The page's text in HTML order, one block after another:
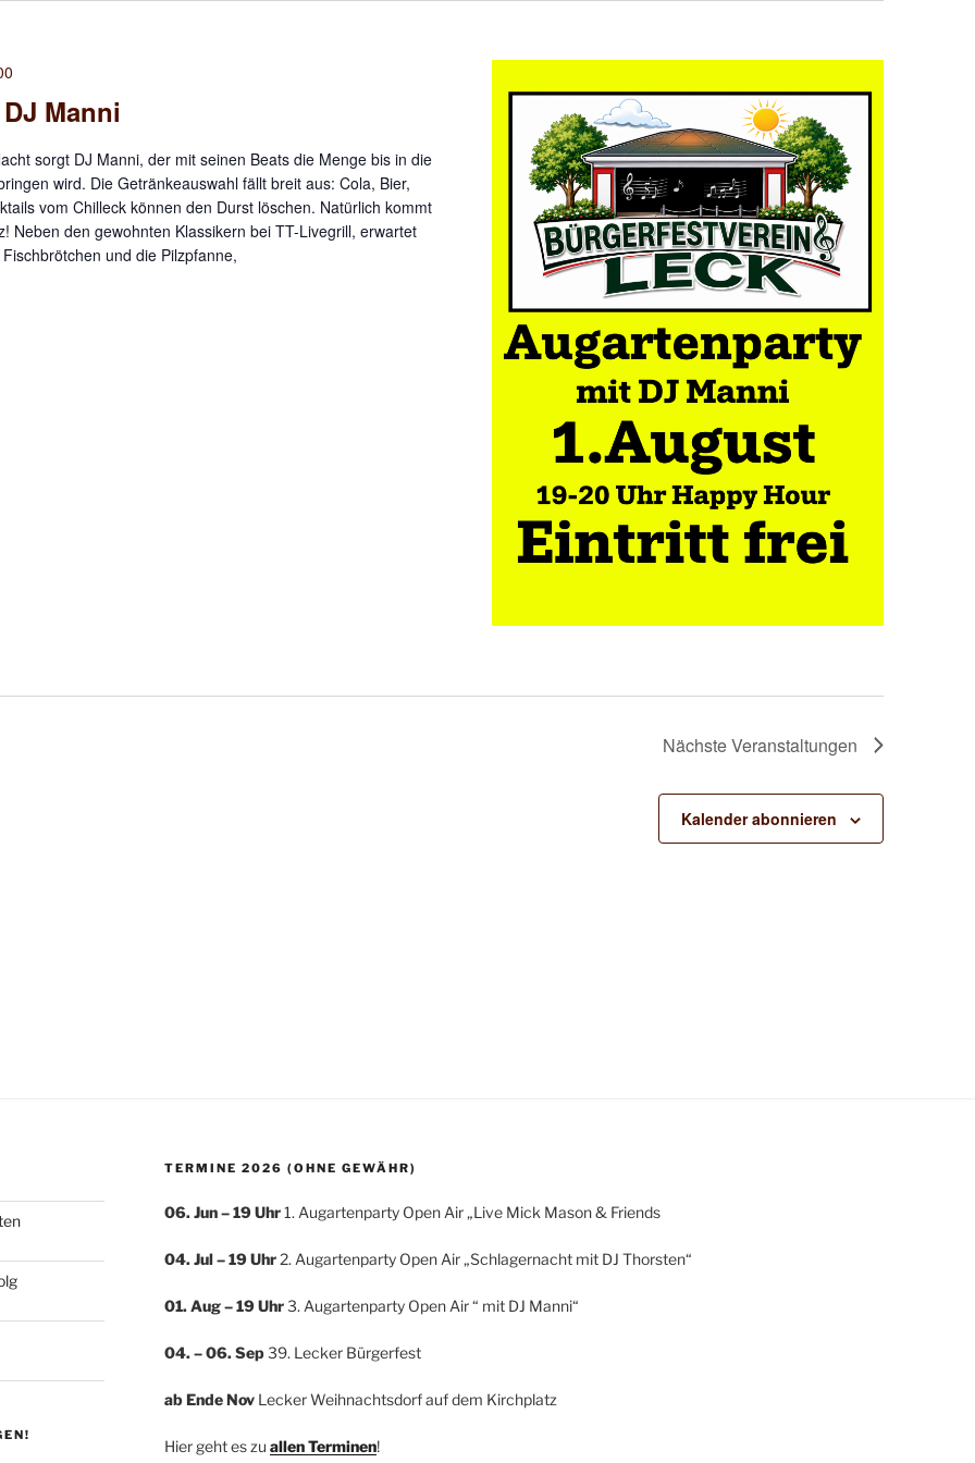
Manni
sorgt DJ Manni, der mit seinen Beats die Menge bis in die
wird. Die Getränkeauswahl fällt breit aus: Cola, Bier,
vom Chilleck können den Durst löschen. Natürlich kommt
Neben den gewohnten Klassikern bei TT-Livegrill, erwartet
und die Pilzpfanne,
NächsteVeranstaltungen
Kalender abonnieren
TERMINE 2026 (OHNE GEWÄHR)
06. Jun – 19 Uhr1. Augartenparty Open Air „Live Mick Mason & Friends
04. Jul– 19 Uhr2. Augartenparty Open Air „Schlagernacht mit DJ Thorsten“
01. Aug – 19 Uhr3. Augartenparty Open Air “ mit DJ Manni“
04. – 06. Sep39. Lecker Bürgerfest
ab Ende Nov Lecker Weihnachtsdorf auf dem Kirchplatz
Hier geht es zu allen Terminen!